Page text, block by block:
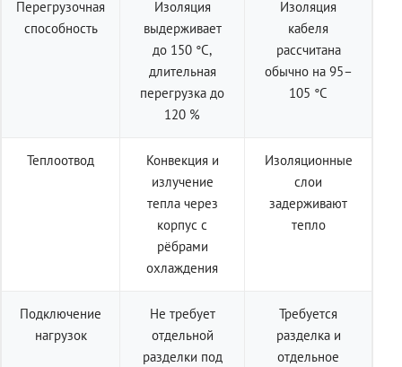
Перегрузочная
способность
Изоляция
выдерживает
до 150 °C,
длительная
перегрузка до
120 %
Изоляция
кабеля
рассчитана
обычно на 95–
105 °C
Теплоотвод
Конвекция и
излучение
тепла через
корпус с
рёбрами
охлаждения
Изоляционные
слои
задерживают
тепло
Подключение
нагрузок
Не требует
отдельной
разделки под
Требуется
разделка и
отдельное